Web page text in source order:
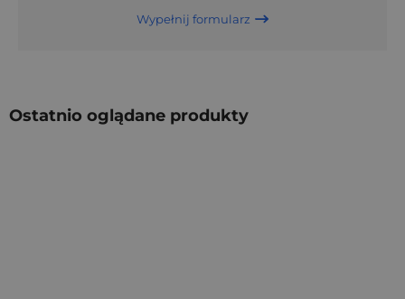
Wypełnij formularz
Ostatnio oglądane produkty